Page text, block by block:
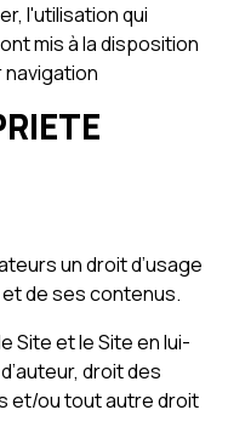
l'utilisation qui
mis à la disposition
un droit d’usage
de ses contenus.
Site et le Site en lui-
droit des
et/ou tout autre droit